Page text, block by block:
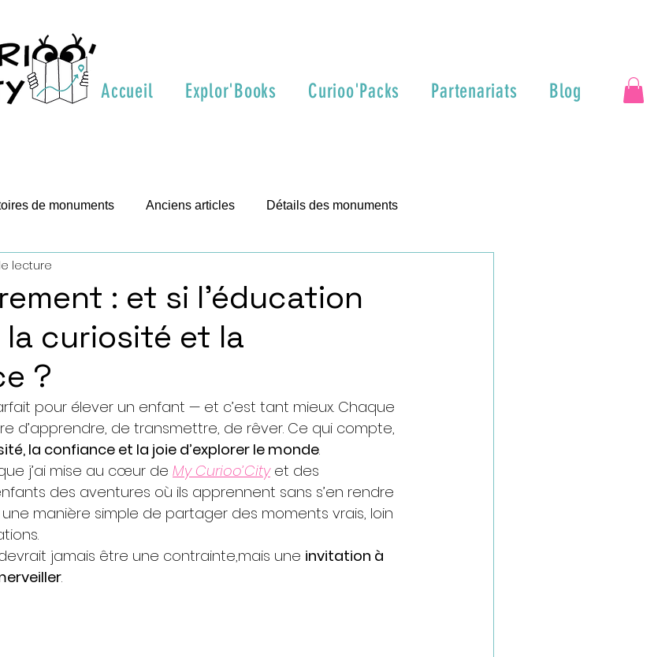
Accueil Explor'Books Curioo'Packs Partenariats Blog
de monuments Anciens articles Détails des monuments
: et si l’éducation
curiosité et la
?
lecture
pour élever un enfant — et c’est tant mieux. Chaque
d’apprendre, de transmettre, de rêver. Ce qui compte,
la confiance et la joie d’explorer le monde.
j’ai mise au cœur de My Curioo’City et des
des aventures où ils apprennent sans s’en rendre
manière simple de partager des moments vrais, loin
jamais être une contrainte,mais une invitation à
.